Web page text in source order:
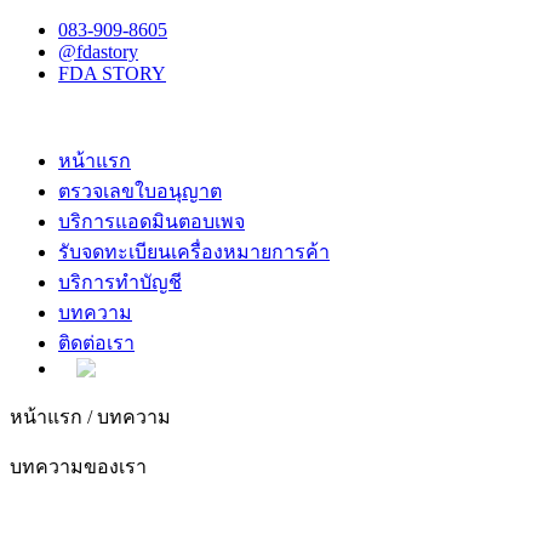
083-909-8605
@fdastory
FDA STORY
หน้าแรก
ตรวจเลขใบอนุญาต
บริการแอดมินตอบเพจ
รับจดทะเบียนเครื่องหมายการค้า
บริการทำบัญชี
บทความ
ติดต่อเรา
หน้าแรก / บทความ
บทความของเรา